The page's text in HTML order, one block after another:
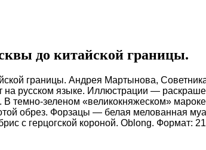
до китайской границы.
границы. Андрея Мартынова,
на русском языке. Иллюстрации —
темно-зеленом «великокняжеском»
обрез. Форзацы — белая мелованная
с герцогской короной. Oblong. Формат: